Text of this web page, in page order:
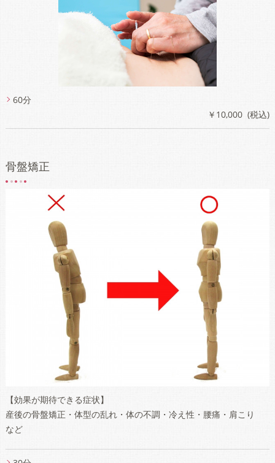
60分
￥10,000 (税込)
骨盤矯正
【効果が期待できる症状】
産後の骨盤矯正・体型の乱れ・体の不調・冷え性・腰痛・肩こり
など